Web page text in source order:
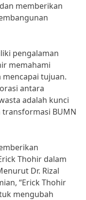
memberikan
pengalaman
memahami
tujuan.
antara
adalah kunci
BUMN
Thohir dalam
Dr. Rizal
“Erick Thohir
mengubah